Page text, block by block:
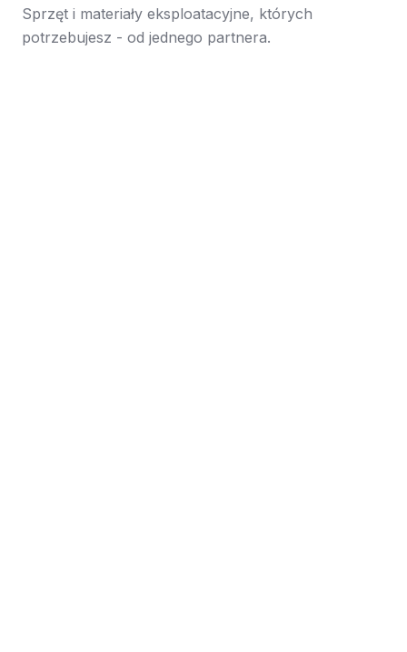
Sprzęt i materiały eksploatacyjne, których
potrzebujesz - od jednego partnera.